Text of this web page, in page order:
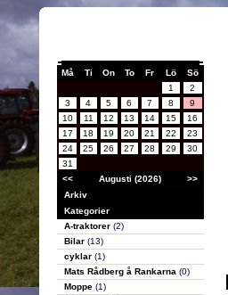
Må Ti On To Fr Lö
Sö
1
2
3
4 5 6 7 8
9
10
11 12 13 14 15
16
17
18 19 20 21 22
23
24
25 26 27 28 29
30
31
<<
Augusti (2026)
>>
Arkiv
Kategorier
A-traktorer (2)
Bilar (13)
cyklar (1)
Mats Rådberg å Rankarna (0)
Moppe (1)